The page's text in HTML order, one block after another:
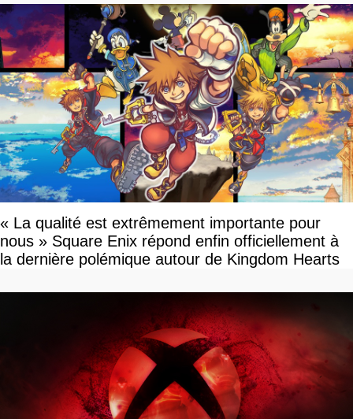
« La qualité est extrêmement importante pour
nous » Square Enix répond enfin officiellement à
la dernière polémique autour de Kingdom Hearts